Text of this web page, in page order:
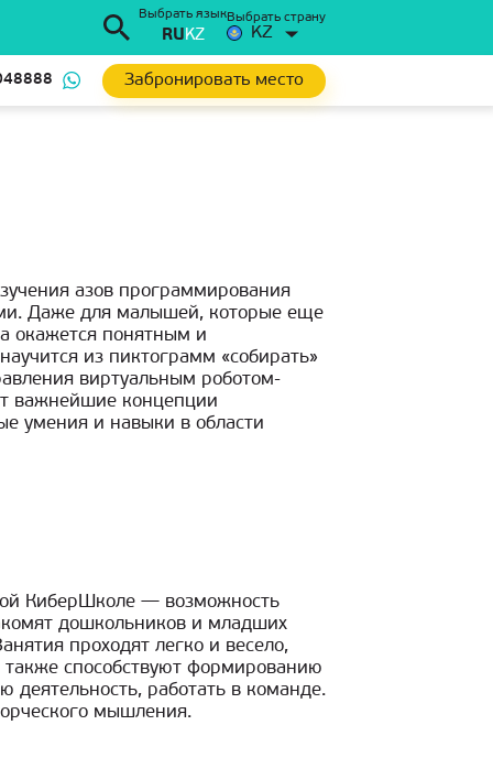
Выбрать язык
RUKZ
Выбрать страну
KZ
Забронировать место
азов программирования
Даже для малышей, которые еще
окажется понятным и
из пиктограмм «собирать»
виртуальным роботом-
важнейшие концепции
умения и навыки в области
КиберШколе — возможность
дошкольников и младших
проходят легко и весело,
способствуют формированию
деятельность, работать в команде.
мышления.